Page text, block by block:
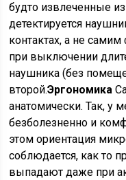
будто извлеченные
детектируется
контактах, а не
при выключении
наушника (без
второй.Эргономика
анатомически. Так, у
безболезненно и
этом ориентация
соблюдается, как то
выпадают даже при